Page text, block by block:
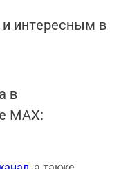
интересным в
в
MАХ: